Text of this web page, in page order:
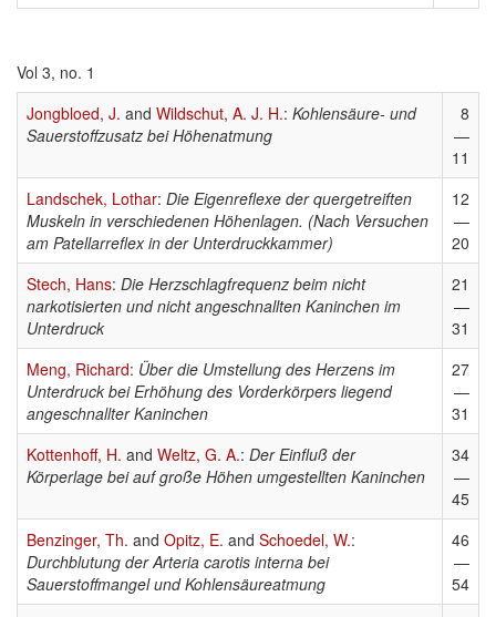
Vol 3, no. 1
Jongbloed, J. and Wildschut, A. J. H.: Kohlensäure- und
Sauerstoffzusatz bei Höhenatmung
8
—
11
Landschek, Lothar: Die Eigenreflexe der quergetreiften
Muskeln in verschiedenen Höhenlagen. (Nach Versuchen
am Patellarreflex in der Unterdruckkammer)
12
—
20
Stech, Hans: Die Herzschlagfrequenz beim nicht
narkotisierten und nicht angeschnallten Kaninchen im
Unterdruck
21
—
31
Meng, Richard: Über die Umstellung des Herzens im
Unterdruck bei Erhöhung des Vorderkörpers liegend
angeschnallter Kaninchen
27
—
31
Kottenhoff, H. and Weltz, G. A.: Der Einfluß der
Körperlage bei auf große Höhen umgestellten Kaninchen
34
—
45
Benzinger, Th. and Opitz, E. and Schoedel, W.:
Durchblutung der Arteria carotis interna bei
Sauerstoffmangel und Kohlensäureatmung
46
—
54